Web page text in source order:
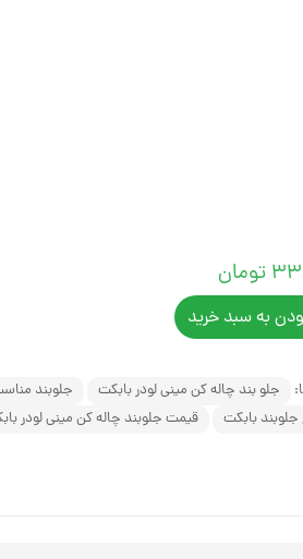
بیل مکانیکی سانی (SANY)
لاستیک
تومان
به سبد خرید
جلو بند چاله کن مینی لودر بابکت جلوبند
جلوبند بابکت
قیمت جلوبند چاله کن مینی لودر